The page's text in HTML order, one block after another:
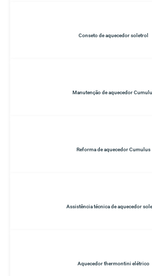
Conseto de aquecedor soletrol
Manutenção de aquecedor
Reforma de aquecedor Cumulus
Assistência técnica de aquecedor
Aquecedor thermontini elétrico